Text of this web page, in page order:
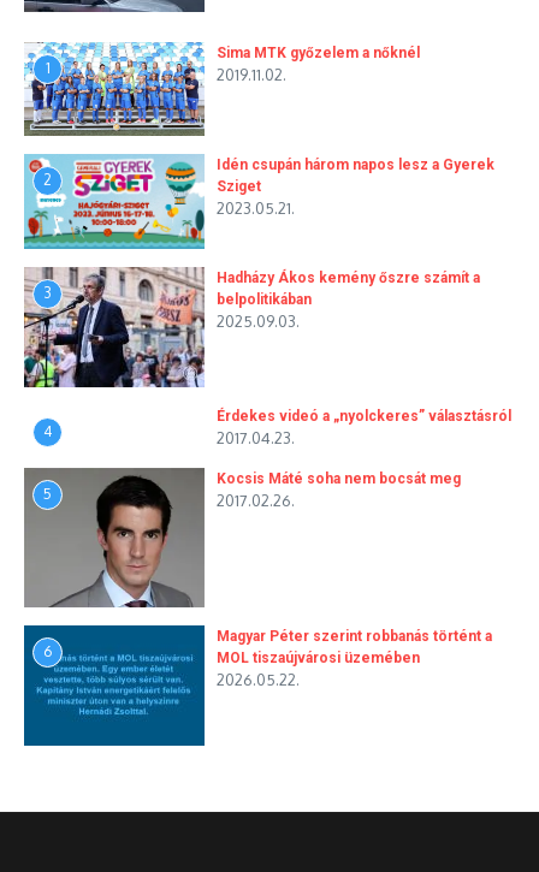
1
Sima MTK győzelem a nőknél
2019.11.02.
2
Idén csupán három napos lesz a Gyerek
Sziget
2023.05.21.
3
Hadházy Ákos kemény őszre számít a
belpolitikában
2025.09.03.
4
Érdekes videó a „nyolckeres” választásról
2017.04.23.
5
Kocsis Máté soha nem bocsát meg
2017.02.26.
6
Magyar Péter szerint robbanás történt a
MOL tiszaújvárosi üzemében
2026.05.22.